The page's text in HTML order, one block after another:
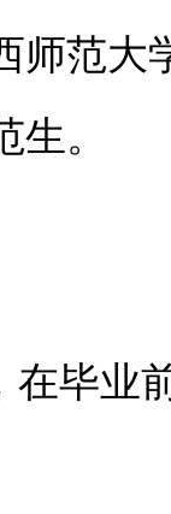
师范大
。
在毕业